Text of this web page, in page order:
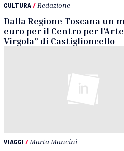
CULTURA/ Redazione
Dalla Regione Toscana un
euro per il Centro per l’Arte
Virgola” di Castiglioncello
VIAGGI / Marta Mancini